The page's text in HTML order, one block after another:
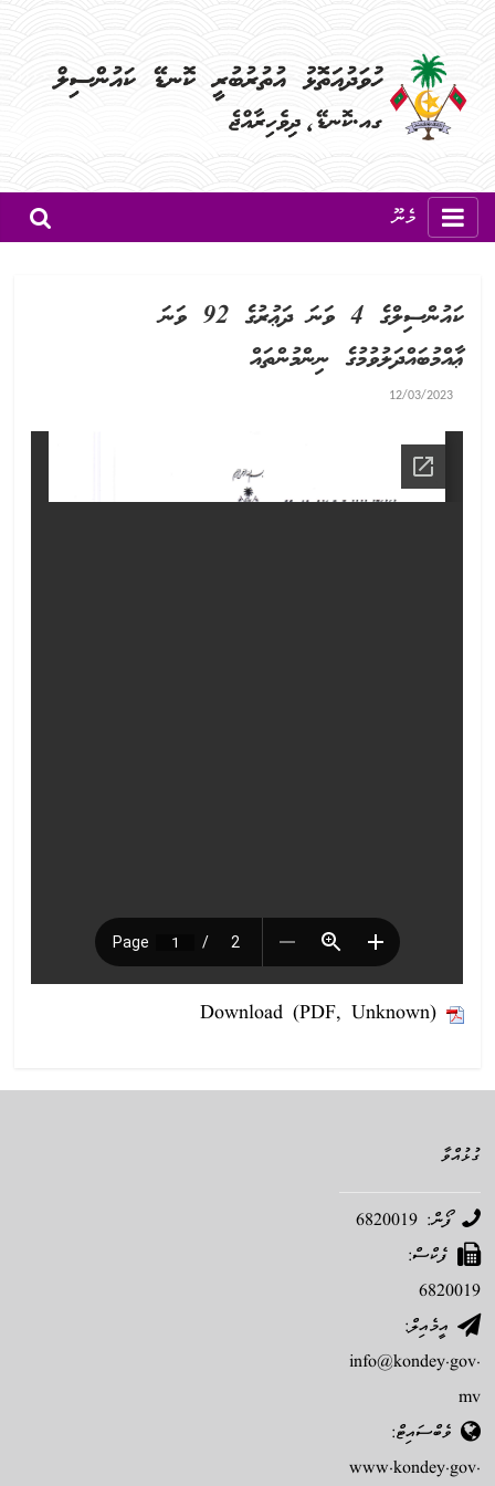
މެނޫ
ކައުންސިލްގެ 4 ވަނަ ދަޢުރުގެ 92 ވަނަ
ޢާއްމުބައްދަލުވުމުގެ ނިންމުންތައް
12/03/2023
Download (PDF, Unknown)
ގުޅުއްވާ
ފޯން: 6820019
ފެކްސް:
6820019
އީމެއިލް:
info@kondey.gov.
mv
ވެބްސައިޓް:
www.kondey.gov.